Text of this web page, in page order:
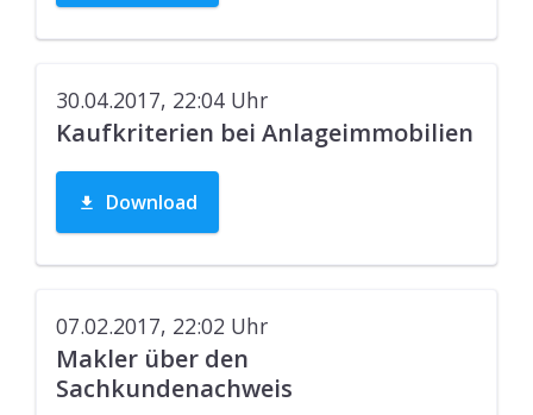
30.04.2017, 22:04 Uhr
Kaufkriterien bei Anlageimmobilien
Download
07.02.2017, 22:02 Uhr
Makler über den
Sachkundenachweis